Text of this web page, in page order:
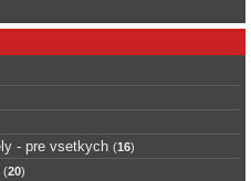
- pre vsetkych (16)
(20)